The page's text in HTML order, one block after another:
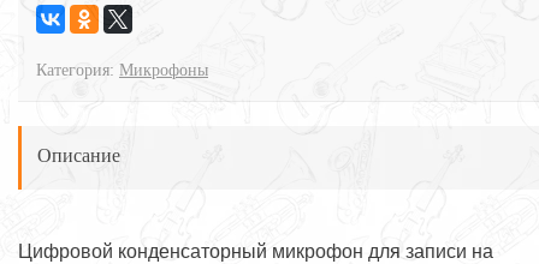
Категория: Микрофоны
Описание
Цифровой конденсаторный микрофон для записи на